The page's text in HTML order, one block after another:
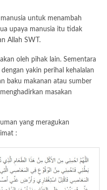
untuk menambah
upaya manusia itu tidak
Allah SWT.
oleh pihak lain. Sementara
yakin perihal kehalalan
baku makanan atau sumber
masakan
yang meragukan
: